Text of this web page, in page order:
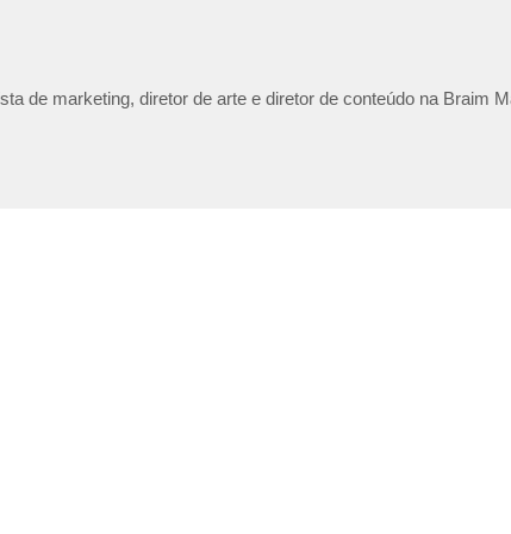
de marketing, diretor de arte e diretor de conteúdo na Braim